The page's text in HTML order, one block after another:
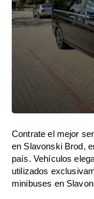
Contrate el mejor
en Slavonski Brod,
país. Vehículos
utilizados
minibuses en